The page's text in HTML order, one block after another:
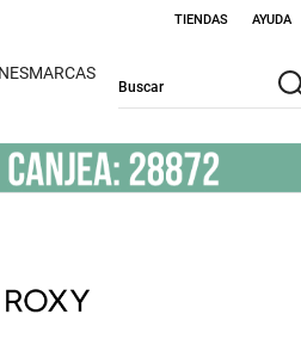
TIENDAS AYUDA
MARCAS